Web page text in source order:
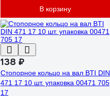
В корзину
138 ₽
Стопорное кольцо на вал BTI DIN
471 17 10 шт. упаковка 00471 705
17